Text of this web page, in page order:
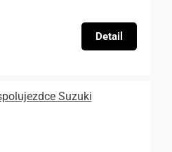
Detail
Suzuki